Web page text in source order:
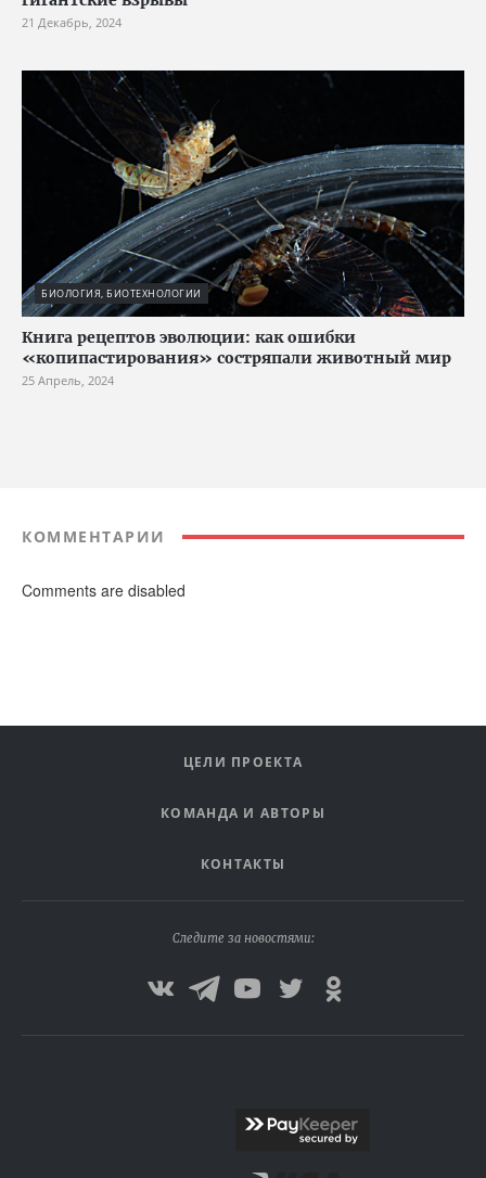
21 Декабрь, 2024
БИОЛОГИЯ, БИОТЕХНОЛОГИИ
Книга рецептов эволюции: как ошибки
«копипастирования» состряпали животный мир
25 Апрель, 2024
КОММЕНТАРИИ
Comments are disabled
ЦЕЛИ ПРОЕКТА
КОМАНДА И АВТОРЫ
КОНТАКТЫ
Следите за новостями: